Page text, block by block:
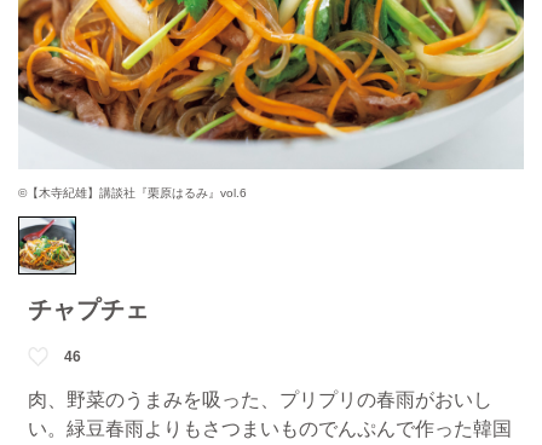
©【木寺紀雄】講談社『栗原はるみ』vol.6
チャプチェ
46
肉、野菜のうまみを吸った、プリプリの春雨がおいし
い。緑豆春雨よりもさつまいものでんぷんで作った韓国